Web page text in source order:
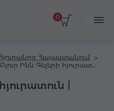
0
Հայաստանում
|